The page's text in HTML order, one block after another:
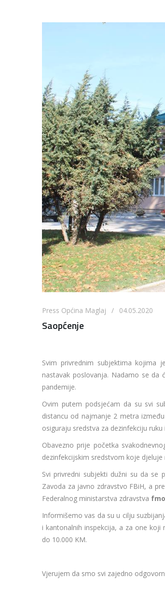
Press Općina Maglaj / 04.05.2020
Saopćenje
Svim privrednim subjektima kojima
nastavak poslovanja. Nadamo se
pandemije.
Ovim putem podsjećam da su svi
distancu od najmanje 2 metra
osiguraju sredstva za dezinfekciju ruku
Obavezno prije početka
dezinfekcijskim sredstvom koje
Svi privredni subjekti dužni su da se
Zavoda za javno zdravstvo FBiH, a
Federalnog ministarstva zdravstva
Informišemo vas da su u cilju
i kantonalnih inspekcija, a za one
do 10.000 KM.
Vjerujem da smo svi zajedno